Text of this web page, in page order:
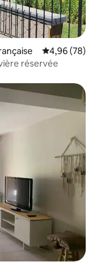
Évaluation
4,96 (78)
réservée